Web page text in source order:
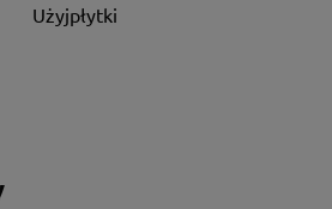
Użyjpłytki